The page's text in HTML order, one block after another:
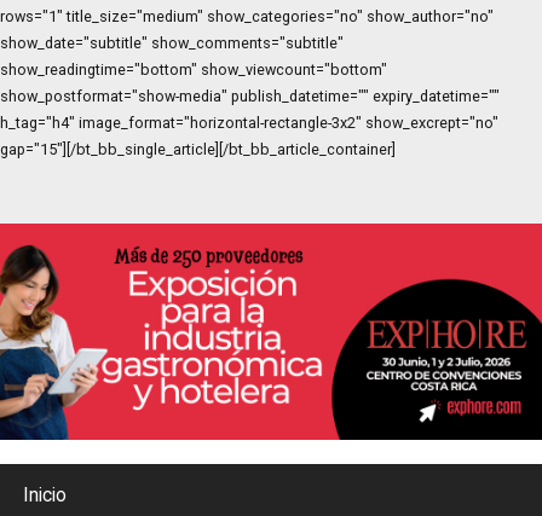
rows="1" title_size="medium" show_categories="no" show_author="no"
show_date="subtitle" show_comments="subtitle"
show_readingtime="bottom" show_viewcount="bottom"
show_postformat="show-media" publish_datetime="" expiry_datetime=""
h_tag="h4" image_format="horizontal-rectangle-3x2" show_excrept="no"
gap="15"][/bt_bb_single_article][/bt_bb_article_container]
Inicio